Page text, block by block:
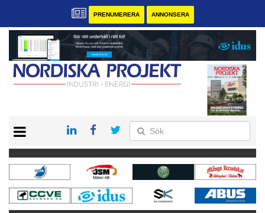
PRENUMERERA ANNONSERA
KONTAKT
VÅRA ANDRA MAGASIN
PRENUMERERA
ANNONSERA